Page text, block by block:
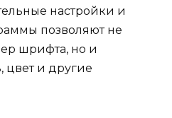
настройки и
позволяют не
шрифта, но и
цвет и другие